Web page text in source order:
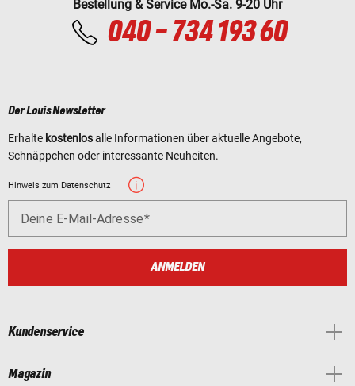
Bestellung & Service Mo.-Sa. 9-20 Uhr
040 - 734 193 60
Der Louis Newsletter
Erhalte kostenlosalle Informationen über aktuelle Angebote,
Schnäppchen oder interessante Neuheiten.
Hinweis zum Datenschutz
Deine E-Mail-Adresse
ANMELDEN
Kundenservice
Magazin